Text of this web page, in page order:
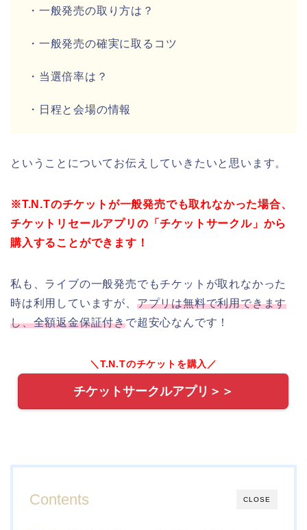
・一般発売の取り方は？
・一般発売の確実に取るコツ
・当選倍率は？
・日程と会場の情報
ということについてお伝えしていきたいと思います。
※T.N.Tのチケットが一般発売でも取れなかった場合、
チケットリセールアプリの「チケットサークル」から
購入することができます！
私も、ライブの一般発売でもチケットが取れなかった
時は利用していますが、 アプリは無料で利用できます
し、全額返金保証付きで超安心なんです！
＼T.N.Tのチケットを購入／
チケットサークルアプリ＞＞
CLOSE
Contents